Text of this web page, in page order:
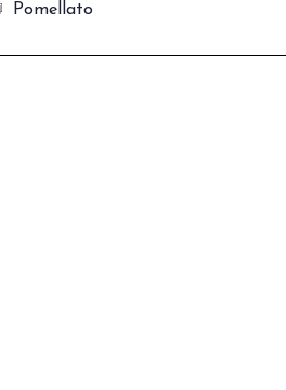
Pomellato